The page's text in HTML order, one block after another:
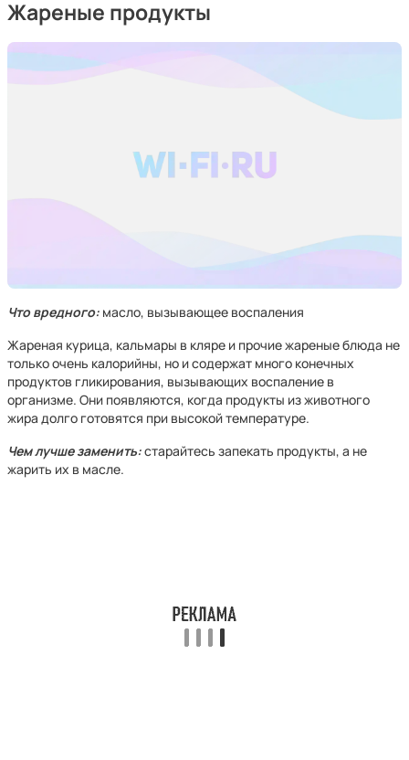
Жареные продукты
Что вредного: масло, вызывающее воспаления
Жареная курица, кальмары в кляре и прочие жареные блюда не
только очень калорийны, но и содержат много конечных
продуктов гликирования, вызывающих воспаление в
организме. Они появляются, когда продукты из животного
жира долго готовятся при высокой температуре.
Чем лучше заменить:старайтесь запекать продукты, а не
жарить их в масле.